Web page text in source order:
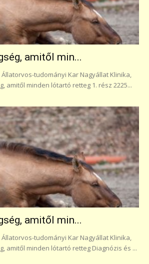
amitől min...
tudományi Kar Nagyállat Klinika,
amitől minden lótartó retteg 1. rész 2225...
amitől min...
tudományi Kar Nagyállat Klinika,
amitől minden lótartó retteg Diagnózis és ...